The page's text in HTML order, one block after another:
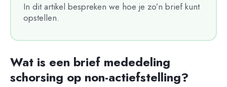
In dit artikel bespreken we hoe je zo’n brief kunt
opstellen.
Wat is een brief mededeling
schorsing op non-actiefstelling?